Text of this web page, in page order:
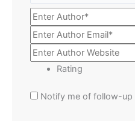
Rating
Notify me of follow-up